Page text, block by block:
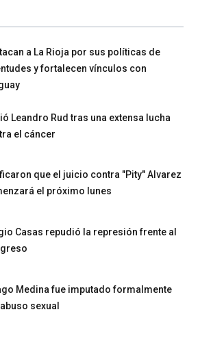
a La Rioja por sus políticas de
y fortalecen vínculos con
Leandro Rud tras una extensa lucha
el cáncer
que el juicio contra "Pity" Alvarez
el próximo lunes
Casas repudió la represión frente al
Medina fue imputado formalmente
sexual